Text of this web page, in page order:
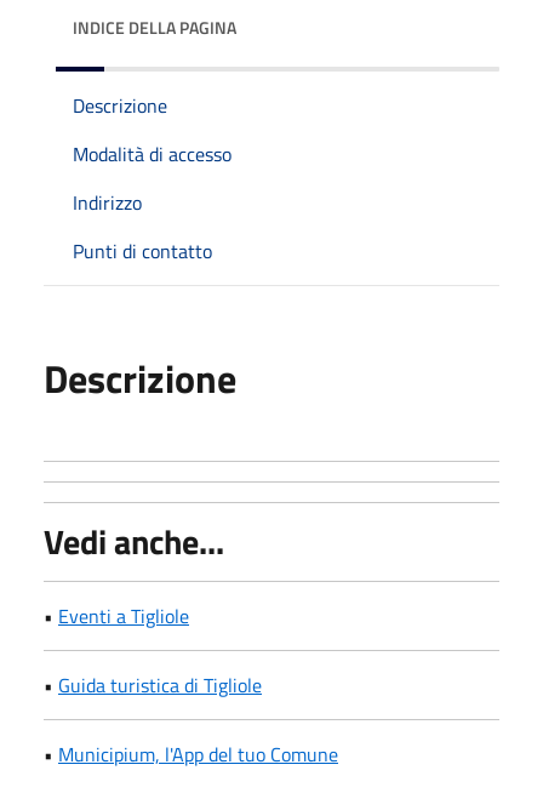
INDICE DELLA PAGINA
Descrizione
Modalità di accesso
Indirizzo
Punti di contatto
Descrizione
Vedi anche...
• Eventi a Tigliole
• Guida turistica di Tigliole
• Municipium, l'App del tuo Comune